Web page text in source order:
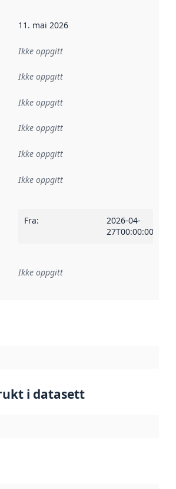
11. mai 2026
Ikke oppgitt
Ikke oppgitt
Ikke oppgitt
Ikke oppgitt
Ikke oppgitt
:
Ikke oppgitt
Fra:
2026-04-
27T00:00:00Z
Referanse til en implementasjonsregel
Ikke oppgitt
i datasett